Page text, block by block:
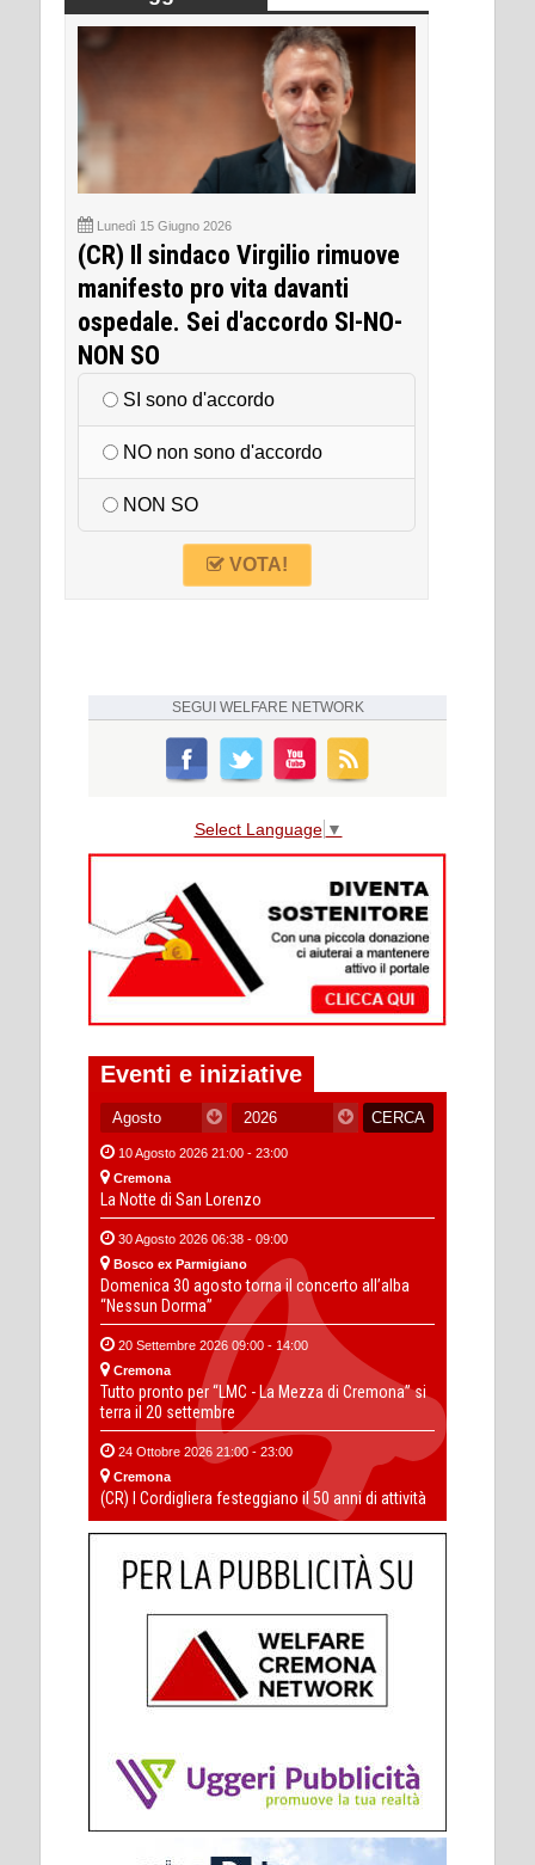
Lunedì 15 Giugno 2026
(CR) Il sindaco Virgilio rimuove
manifesto pro vita davanti
ospedale. Sei d'accordo SI-NO-
NON SO
SI sono d'accordo
NO non sono d'accordo
NON SO
VOTA!
SEGUI WELFARE NETWORK
Select Language ▼
Eventi e iniziative
10 Agosto 2026 21:00 - 23:00
Cremona
La Notte di San Lorenzo
30 Agosto 2026 06:38 - 09:00
Bosco ex Parmigiano
Domenica 30 agosto torna il concerto all’alba
“Nessun Dorma”
20 Settembre 2026 09:00 - 14:00
Cremona
Tutto pronto per “LMC - La Mezza di Cremona” si
terra il 20 settembre
24 Ottobre 2026 21:00 - 23:00
Cremona
(CR) I Cordigliera festeggiano il 50 anni di attività